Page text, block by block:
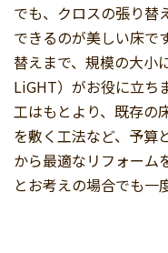
でも、クロスの張り替
できるのが美しい床で
替えまで、規模の大小
LiGHT）がお役に立ち
工はもとより、既存の
を敷く工法など、予算
から最適なリフォーム
とお考えの場合でも一